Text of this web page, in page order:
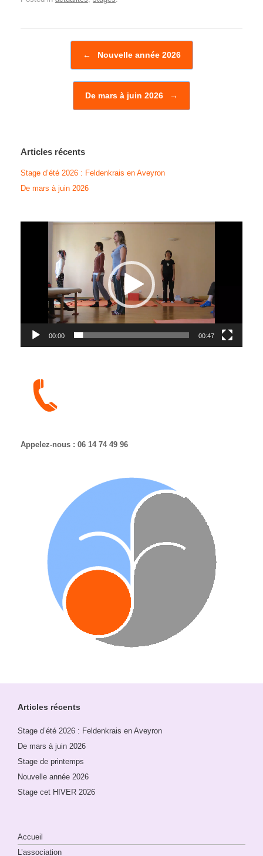
← Nouvelle année 2026
De mars à juin 2026 →
Articles récents
Stage d’été 2026 : Feldenkrais en Aveyron
De mars à juin 2026
00:00 00:47
Appelez-nous : 06 14 74 49 96
Articles récents
Stage d’été 2026 : Feldenkrais en Aveyron
De mars à juin 2026
Stage de printemps
Nouvelle année 2026
Stage cet HIVER 2026
Accueil
L’association